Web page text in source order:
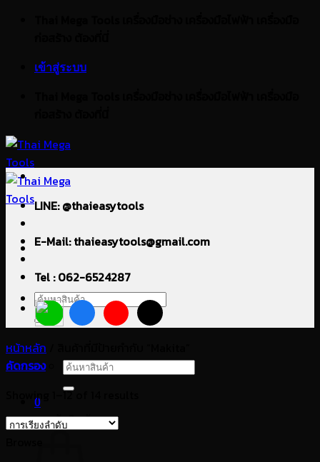
เข้าสู่ระบบ
ค้นหา:
ค้นหา:
0
ตะกร้าสินค้า
LINE: @thaieasytools
E-Mail: thaieasytools@gmail.com
Tel : 062-6524287
หน้าหลัก
คัดกรอง
Showing 1–12 of 14 results